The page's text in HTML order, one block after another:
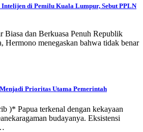
di Pemilu Kuala Lumpur, Sebut PPLN
Biasa dan Berkuasa Penuh Republik
Hermono menegaskan bahwa tidak benar
Prioritas Utama Pemerintah
)* Papua terkenal dengan kekayaan
budayanya. Eksistensi